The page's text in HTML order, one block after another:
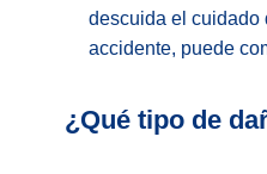
descuida el cuidado
accidente, puede
¿Qué tipo de